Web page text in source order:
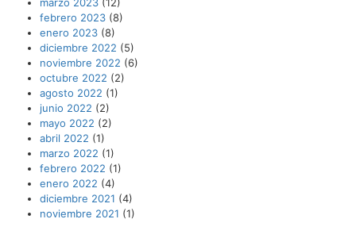
febrero 2023 (8)
enero 2023 (8)
diciembre 2022 (5)
noviembre 2022 (6)
octubre 2022 (2)
agosto 2022 (1)
junio 2022 (2)
mayo 2022 (2)
abril 2022 (1)
marzo 2022 (1)
febrero 2022 (1)
enero 2022 (4)
diciembre 2021 (4)
noviembre 2021 (1)